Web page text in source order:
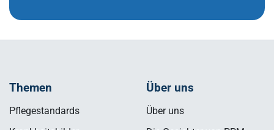
Themen
Pflegestandards
Über uns
Über uns